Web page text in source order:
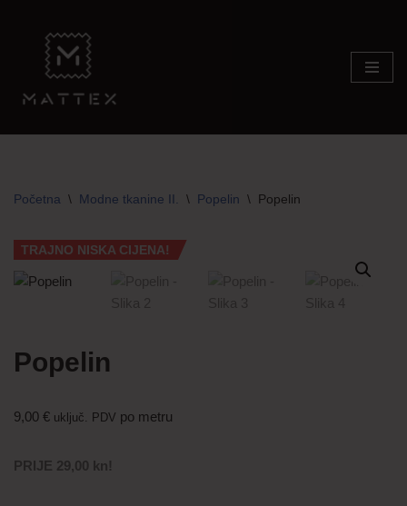
content
Početna \ Modne tkanine II. \ Popelin \ Popelin
TRAJNO NISKA CIJENA!
Popelin
9,00 € uključ. PDV po metru
PRIJE 29,00 kn!